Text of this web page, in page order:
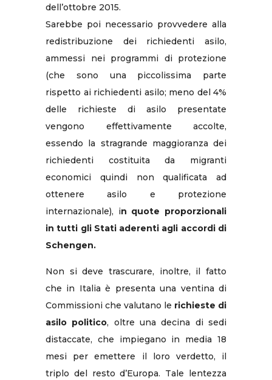
dell’ottobre 2015.
Sarebbe poi necessario provvedere alla
redistribuzione dei richiedenti asilo,
ammessi nei programmi di protezione
(che sono una piccolissima parte
rispetto ai richiedenti asilo; meno del 4%
delle richieste di asilo presentate
vengono effettivamente accolte,
essendo la stragrande maggioranza dei
richiedenti costituita da migranti
economici quindi non qualificata ad
ottenere asilo e protezione
internazionale), in quote proporzionali
in tutti gli Stati aderenti agli accordi di
Schengen.
Non si deve trascurare, inoltre, il fatto
che in Italia è presenta una ventina di
Commissioni che valutano le richieste di
asilo politico, oltre una decina di sedi
distaccate, che impiegano in media 18
mesi per emettere il loro verdetto, il
triplo del resto d’Europa. Tale lentezza